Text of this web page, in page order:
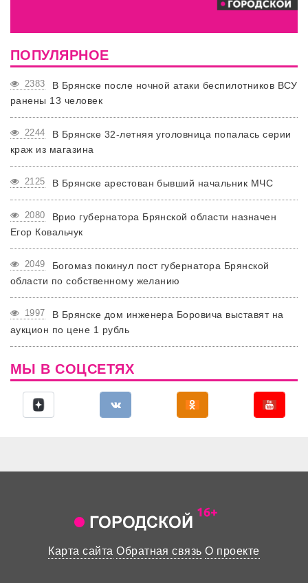
ПОПУЛЯРНОЕ
2383
В Брянске после ночной атаки беспилотников ВСУ
ранены 13 человек
2244
В Брянске 32-летняя уголовница попалась серии
краж из магазина
2125 В Брянске арестован бывший начальник МЧС
2080
Врио губернатора Брянской области назначен
Егор Ковальчук
2049
Богомаз покинул пост губернатора Брянской
области по собственному желанию
1997
В Брянске дом инженера Боровича выставят на
аукцион по цене 1 рубль
МЫ В СОЦСЕТЯХ
Карта сайта Обратная связь О проекте